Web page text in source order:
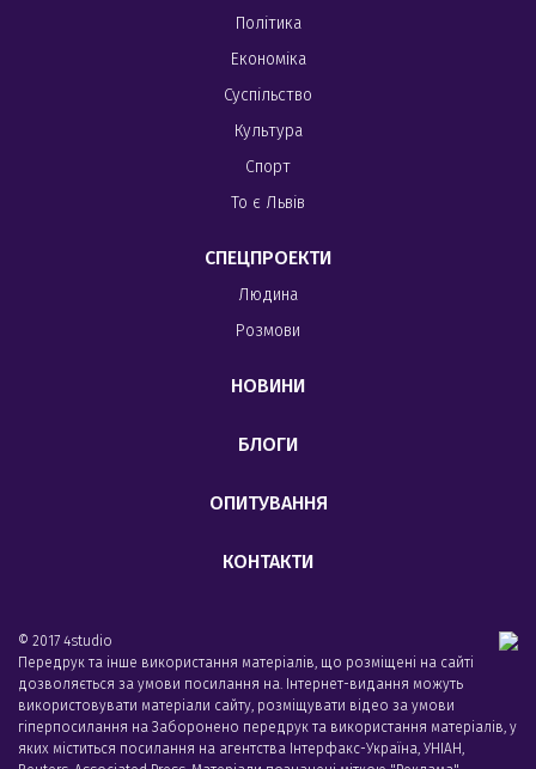
Політика
Економіка
Суспільство
Культура
Спорт
То є Львів
СПЕЦПРОЕКТИ
Людина
Розмови
НОВИНИ
БЛОГИ
ОПИТУВАННЯ
КОНТАКТИ
© 2017 4studio
Передрук та інше використання матеріалів, що розміщені на сайті
дозволяється за умови посилання на. Інтернет-видання можуть
використовувати матеріали сайту, розміщувати відео за умови
гіперпосилання на Заборонено передрук та використання матеріалів, у
яких міститься посилання на агентства Iнтерфакс-Україна, УНIАН,